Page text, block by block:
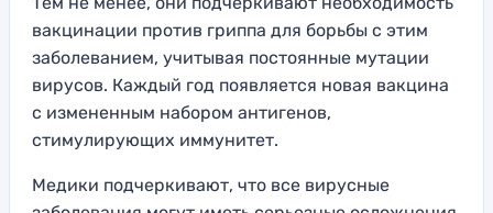
вакцинации против гриппа для борьбы с этим
заболеванием, учитывая постоянные мутации
вирусов. Каждый год появляется новая вакцина
с измененным набором антигенов,
стимулирующих иммунитет.
Медики подчеркивают, что все вирусные